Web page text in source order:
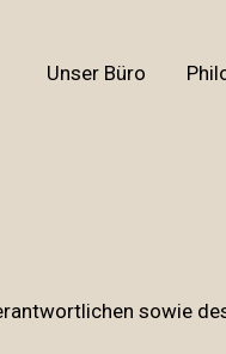
Unser Büro
sowie